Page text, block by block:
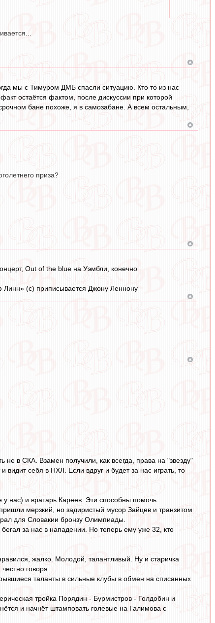
мы с Тимуром ДМБ спасли ситуацию. Кто то из нас
остаётся фактом, после дискуссии при которой
бане похоже, я в самозабане. А всем остальным,
приза?
Out of the blue на Уэмбли, конечно
(с) приписывается Джону Леннону
не в СКА. Взамен получили, как всегда, права на "звезду"
себя в НХЛ. Если вдруг и будет за нас играть, то
нас) и вратарь Кареев. Эти способны помочь
мерзкий, но задиристый мусор Зайцев и транзитом
для Словакии бронзу Олимпиады.
за нас в нападении. Но теперь ему уже 32, кто
жалко. Молодой, талантливый. Ну и старичка
говоря.
таланты в сильные клубы в обмен на списанных
тройка Порядин - Бурмистров - Голдобин и
и начнёт штамповать голевые на Галимова с